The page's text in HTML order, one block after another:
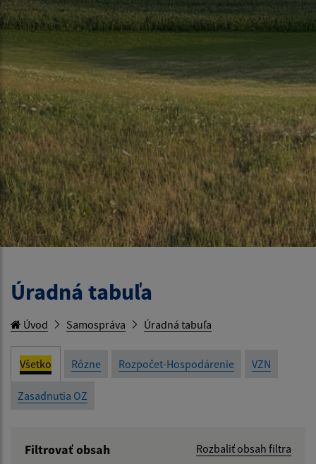
Úradná tabuľa
Úvod Samospráva Úradná tabuľa
Všetko Rôzne Rozpočet-Hospodárenie VZN
Zasadnutia OZ
Filtrovať obsah Rozbaliť obsah filtra